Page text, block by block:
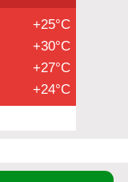
+25°C
+30°C
+27°C
+24°C